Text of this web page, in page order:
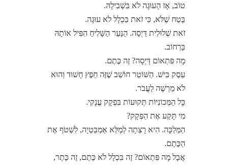
טוֹב, אָז הָעוּגָה לֹא בִּשְׁבִילָהּ.
בֶּטַח שֶׁלֹּא, כִּי זֹאת בִּכְלָל לֹא עוּגָה.
זֹאת שְׁלוּלִית דַּיְסָה. הַנַּעַר הַשָּׁלִיחַ הִפִּיל אוֹתָהּ
בָּרְחוֹב.
מָה פִּתְאוֹם דַּיְסָה? זֶה כֶּתֶם.
עֵסֶק בִּישׁ. הַשּׁוֹטֵר חוֹשֵׁב שֶׁזֶּה חֵפֶץ חָשׁוּד וְהוּא
לֹא מַרְשֶׁה לַעֲבֹר.
כָּל הַמְּכוֹנִיּוֹת תְּקוּעוֹת בִּפְקָק עֲנָקִי.
מִי תָּקַע אֶת הַפְּקָק?
הַמַּלְכָּה. הִיא רָצְתָה לְמַלֵּא אַמְבַּטְיָה, לִשְׁטֹף אֶת
הַכֶּתֶם.
אֲבָל מָה פִּתְאוֹם? זֶה בִּכְלָל לֹא כֶּתֶם, זֶה כֶּתֶר,